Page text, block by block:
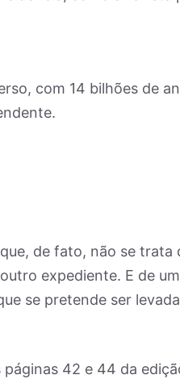
com 14 bilhões de
de fato, não se trata
outro expediente. E de
se pretende ser
42 e 44 da